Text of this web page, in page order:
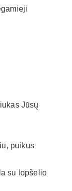
Jūsų
puikus
su lopšelio